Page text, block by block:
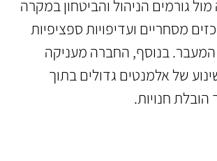
גורמים הניהול והביטחון במקרה
מסחריים ועדיפויות ספציפיות
בנוסף, החברה מעניקה
של אלמנטים גדולים בתוך
הובלת חנויות.